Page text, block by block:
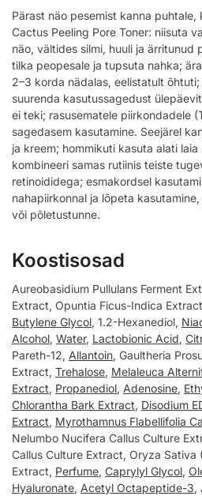
Pärast näo pesemist kanna puhtale,
Cactus Peeling Pore Toner: niisuta
näo, vältides silmi, huuli ja ärritunud
tilka peopesale ja tupsuta nahka;
2–3 korda nädalas, eelistatult
suurenda kasutussagedust
ei teki; rasusematele piirkondadele
sagedasem kasutamine. Seejärel
ja kreem; hommikuti kasuta alati
kombineeri samas rutiinis teiste
retinoididega; esmakordsel
nahapiirkonnal ja lõpeta
või põletustunne.
Koostisosad
Aureobasidium Pullulans Ferment
Extract, Opuntia Ficus-Indica
Butylene Glycol, 1.2-Hexanediol,
Alcohol, Water, Lactobionic Acid,
Pareth-12, Allantoin, Gaultheria
Extract, Trehalose, Melaleuca
Extract, Propanediol, Adenosine,
Chlorantha Bark Extract, Disodium
Extract, Myrothamnus Flabellifolia
Nelumbo Nucifera Callus Culture
Callus Culture Extract, Oryza Sativa
Extract, Perfume, Caprylyl Glycol,
Hyaluronate, Acetyl Octapeptide-3,